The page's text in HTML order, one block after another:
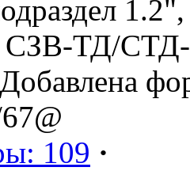
ТД/СТД-
109 ·